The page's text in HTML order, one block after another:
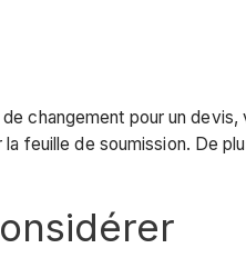
changement pour un
feuille de soumission. De